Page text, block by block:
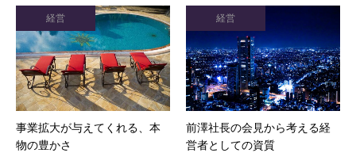
事業拡大が与えてくれる、本
物の豊かさ
経営
前澤社長の会見から考える経
営者としての資質
経営